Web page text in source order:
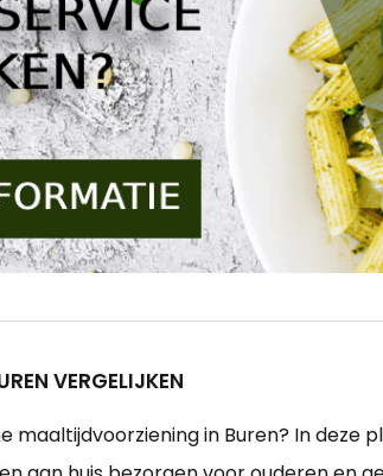
VERGELIJKEN
maaltijdvoorziening in Buren? In